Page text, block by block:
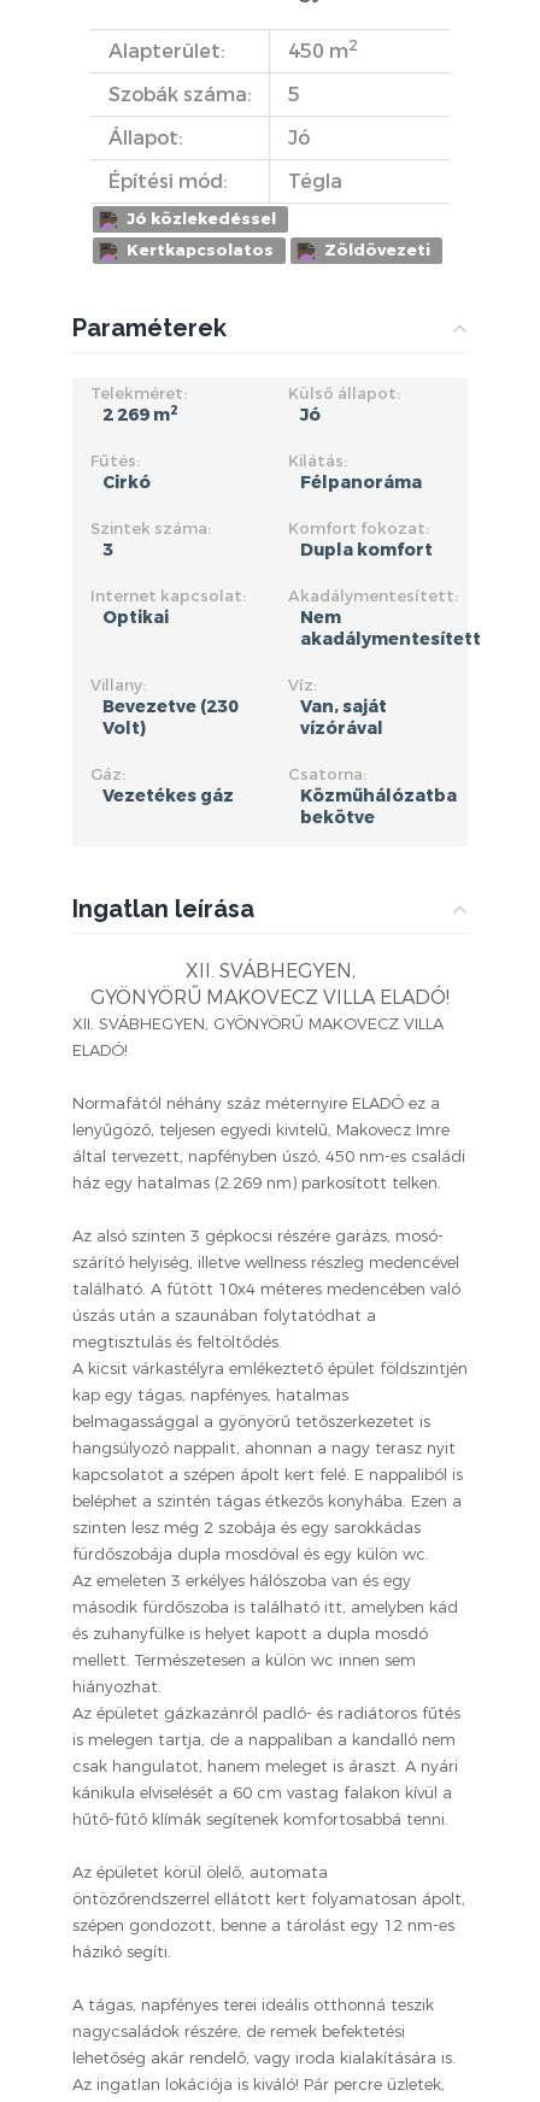
Alapterület: 450 m2
Szobák száma:
5
Állapot:
Jó
Építési mód:
Tégla
Jó közlekedéssel
Kertkapcsolatos
Zöldövezeti
Paraméterek
Telekméret:
2 269 m2
Külső állapot:
Jó
Fűtés:
Cirkó
Kilátás:
Félpanoráma
Szintek száma:
3
Komfort fokozat:
Dupla komfort
Internet kapcsolat:
Optikai
Akadálymentesített:
Nem
akadálymentesített
Villany:
Bevezetve (230
Volt)
Víz:
Van, saját
vízórával
Gáz:
Vezetékes gáz
Csatorna:
Közműhálózatba
bekötve
Ingatlan leírása
XII. SVÁBHEGYEN,
GYÖNYÖRŰ MAKOVECZ VILLA ELADÓ!
XII. SVÁBHEGYEN, GYÖNYÖRŰ MAKOVECZ VILLA
ELADÓ!
Normafától néhány száz méternyire ELADÓ ez a
lenyűgöző, teljesen egyedi kivitelű, Makovecz Imre
által tervezett, napfényben úszó, 450 nm-es családi
ház egy hatalmas (2.269 nm) parkosított telken.
Az alsó szinten 3 gépkocsi részére garázs, mosó-
szárító helyiség, illetve wellness részleg medencével
található. A fűtött 10x4 méteres medencében való
úszás után a szaunában folytatódhat a
megtisztulás és feltöltődés.
A kicsit várkastélyra emlékeztető épület földszintjén
kap egy tágas, napfényes, hatalmas
belmagassággal a gyönyörű tetőszerkezetet is
hangsúlyozó nappalit, ahonnan a nagy terasz nyit
kapcsolatot a szépen ápolt kert felé. E nappaliból is
beléphet a szintén tágas étkezős konyhába. Ezen a
szinten lesz még 2 szobája és egy sarokkádas
fürdőszobája dupla mosdóval és egy külön wc.
Az emeleten 3 erkélyes hálószoba van és egy
második fürdőszoba is található itt, amelyben kád
és zuhanyfülke is helyet kapott a dupla mosdó
mellett. Természetesen a külön wc innen sem
hiányozhat.
Az épületet gázkazánról padló- és radiátoros fűtés
is melegen tartja, de a nappaliban a kandalló nem
csak hangulatot, hanem meleget is áraszt. A nyári
kánikula elviselését a 60 cm vastag falakon kívül a
hűtő-fűtő klímák segítenek komfortosabbá tenni.
Az épületet körül ölelő, automata
öntözőrendszerrel ellátott kert folyamatosan ápolt,
szépen gondozott, benne a tárolást egy 12 nm-es
házikó segíti.
A tágas, napfényes terei ideális otthonná teszik
nagycsaládok részére, de remek befektetési
lehetőség akár rendelő, vagy iroda kialakítására is.
Az ingatlan lokációja is kiváló! Pár percre üzletek,